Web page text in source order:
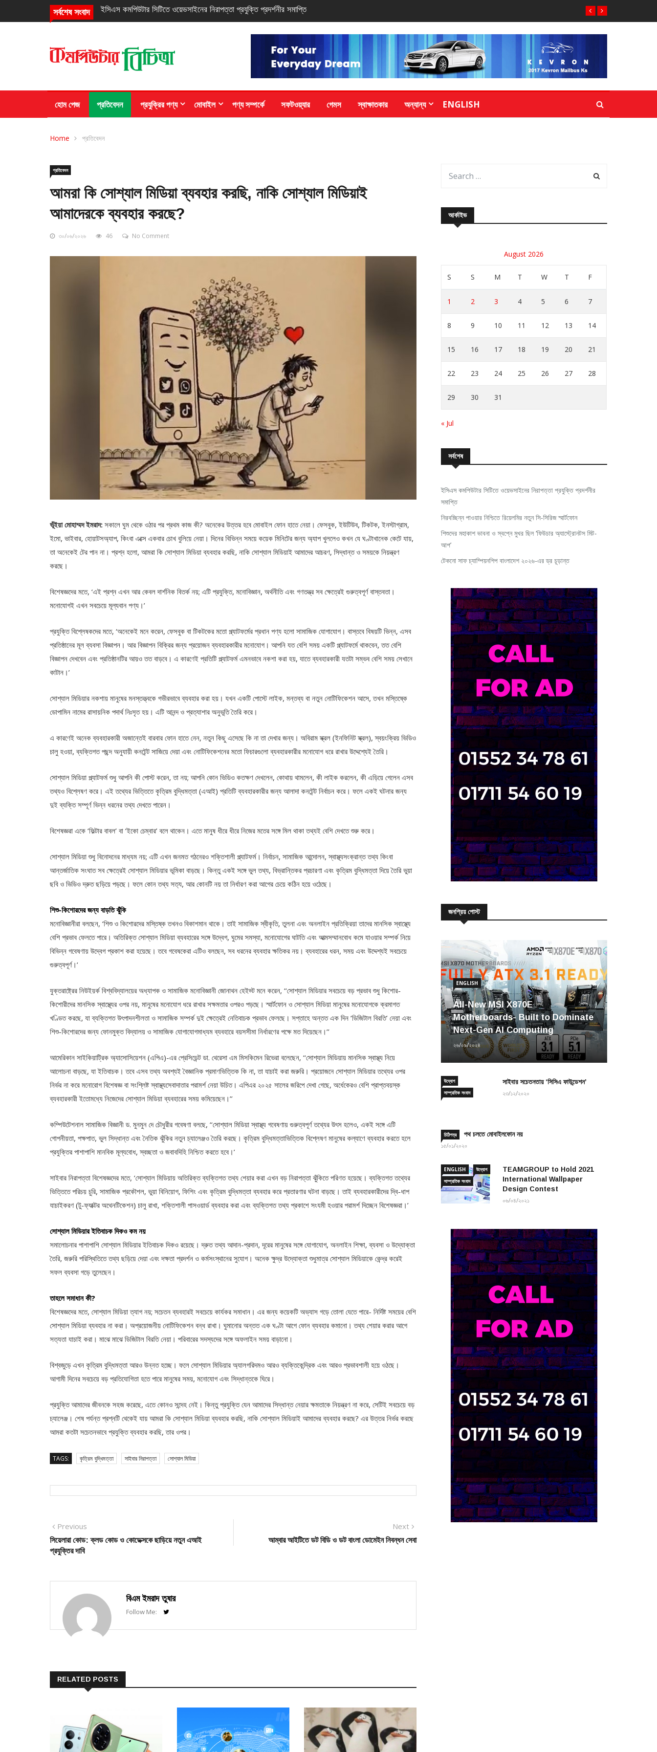
সর্বশেষ সংবাদ নিরবচ্ছিন্ন পাওয়ার নিশ্চিতে রিয়েলমির নতুন সি-সিরিজ স্মার্টফোন
হোম পেজ প্রতিবেদন প্রযুক্রির পণ্য মোবাইল পণ্য সম্পর্কে সফটওয়্যার গেমস স্বাক্ষাতকার অন্যান্য ENGLISH
Home প্রতিবেদন
প্রতিবেদন
আমরা কি সোশ্যাল মিডিয়া ব্যবহার করছি, নাকি সোশ্যাল মিডিয়াই
আমাদেরকে ব্যবহার করছে?
৩০/০৬/২০২৬ 46 No Comment
ভূঁইয়া মোহাম্মদ ইমরাদ:সকালে ঘুম থেকে ওঠার পর প্রথম কাজ কী? অনেকের উত্তর হবে মোবাইল ফোন হাতে নেয়া। ফেসবুক, ইউটিউব, টিকটক, ইনস্টাগ্রাম,
ইমো, ভাইবার, হোয়াটসঅ্যাপ, কিংবা এক্সে একবার চোখ বুলিয়ে নেয়া। দিনের বিভিন্ন সময়ে কয়েক মিনিটের জন্য অ্যাপ খুললেও কখন যে ঘণ্টাখানেক কেটে যায়,
তা অনেকেই টের পান না। প্রশ্ন হলো, আমরা কি সোশ্যাল মিডিয়া ব্যবহার করছি, নাকি সোশ্যাল মিডিয়াই আমাদের আচরণ, সিদ্ধান্ত ও সময়কে নিয়ন্ত্রণ
করছে।
বিশেষজ্ঞদের মতে, ‘এই প্রশ্ন এখন আর কেবল দার্শনিক বিতর্ক নয়; এটি প্রযুক্তি, মনোবিজ্ঞান, অর্থনীতি এবং গণতন্ত্র সব ক্ষেত্রেই গুরুত্বপূর্ণ বাস্তবতা।
মনোযোগই এখন সবচেয়ে মূল্যবান পণ্য।’
প্রযুক্তি বিশ্লেষকদের মতে, ‘অনেকেই মনে করেন, ফেসবুক বা টিকটকের মতো প্ল্যাটফর্মের প্রধান পণ্য হলো সামাজিক যোগাযোগ। বাস্তবে বিষয়টি ভিন্ন, এসব
প্রতিষ্ঠানের মূল ব্যবসা বিজ্ঞাপন। আর বিজ্ঞাপন বিক্রির জন্য প্রয়োজন ব্যবহারকারীর মনোযোগ। আপনি যত বেশি সময় একটি প্ল্যাটফর্মে থাকবেন, তত বেশি
বিজ্ঞাপন দেখবেন এবং প্রতিষ্ঠানটির আয়ও তত বাড়বে। এ কারণেই প্রতিটি প্ল্যাটফর্ম এমনভাবে নকশা করা হয়, যাতে ব্যবহারকারী যতটা সম্ভব বেশি সময় সেখানে
কাটান।’
সোশ্যাল মিডিয়ার নকশায় মানুষের মনস্তত্ত্বকে গভীরভাবে ব্যবহার করা হয়। যখন একটি পোস্টে লাইক, মন্তব্য বা নতুন নোটিফিকেশন আসে, তখন মস্তিষ্কে
ডোপামিন নামের রাসায়নিক পদার্থ নিঃসৃত হয়। এটি আনন্দ ও প্রত্যাশার অনুভূতি তৈরি করে।
এ কারণেই অনেক ব্যবহারকারী অজান্তেই বারবার ফোন হাতে নেন, নতুন কিছু এসেছে কি না তা দেখার জন্য। অবিরাম স্ক্রল (ইনফিনিট স্ক্রল), স্বয়ংক্রিয় ভিডিও
চালু হওয়া, ব্যক্তিগত পছন্দ অনুযায়ী কনটেন্ট সাজিয়ে দেয়া এবং নোটিফিকেশনের মতো ফিচারগুলো ব্যবহারকারীর মনোযোগ ধরে রাখার উদ্দেশ্যেই তৈরি।
সোশ্যাল মিডিয়া প্ল্যাটফর্ম শুধু আপনি কী পোস্ট করেন, তা নয়; আপনি কোন ভিডিও কতক্ষণ দেখলেন, কোথায় থামলেন, কী লাইক করলেন, কী এড়িয়ে গেলেন এসব
তথ্যও বিশ্লেষণ করে। এই তথ্যের ভিত্তিতে কৃত্রিম বুদ্ধিমত্তা (এআই) প্রতিটি ব্যবহারকারীর জন্য আলাদা কনটেন্ট নির্বাচন করে। ফলে একই ঘটনার জন্য
দুই ব্যক্তি সম্পূর্ণ ভিন্ন ধরনের তথ্য দেখতে পারেন।
বিশেষজ্ঞরা একে ‘ফিল্টার বাবল’ বা ‘ইকো চেম্বার’ বলে থাকেন। এতে মানুষ ধীরে ধীরে নিজের মতের সঙ্গে মিল থাকা তথ্যই বেশি দেখতে শুরু করে।
সোশ্যাল মিডিয়া শুধু বিনোদনের মাধ্যম নয়; এটি এখন জনমত গঠনেরও শক্তিশালী প্ল্যাটফর্ম। নির্বাচন, সামাজিক আন্দোলন, স্বাস্থ্যসংক্রান্ত তথ্য কিংবা
আন্তর্জাতিক সংঘাত সব ক্ষেত্রেই সোশ্যাল মিডিয়ার ভূমিকা বাড়ছে। কিন্তু একই সঙ্গে ভুল তথ্য, বিভ্রান্তিকর প্রচারণা এবং কৃত্রিম বুদ্ধিমত্তা দিয়ে তৈরি ভুয়া
ছবি ও ভিডিও দ্রুত ছড়িয়ে পড়ছে। ফলে কোন তথ্য সত্য, আর কোনটি নয় তা নির্ধারণ করা আগের চেয়ে কঠিন হয়ে ওঠেছে।
শিশু-কিশোরদের জন্য বাড়তি ঝুঁকি
মনোবিজ্ঞানীরা বলছেন, ‘শিশু ও কিশোরদের মস্তিষ্ক তখনও বিকাশমান থাকে। তাই সামাজিক স্বীকৃতি, তুলনা এবং অনলাইন প্রতিক্রিয়া তাদের মানসিক স্বাস্থ্যে
বেশি প্রভাব ফেলতে পারে। অতিরিক্ত সোশ্যাল মিডিয়া ব্যবহারের সঙ্গে উদ্বেগ, ঘুমের সমস্যা, মনোযোগের ঘাটতি এবং আত্মসম্মানবোধ কমে যাওয়ার সম্পর্ক নিয়ে
বিভিন্ন গবেষণায় উদ্বেগ প্রকাশ করা হয়েছে। তবে গবেষকেরা এটিও বলছেন, সব ধরনের ব্যবহার ক্ষতিকর নয়। ব্যবহারের ধরন, সময় এবং উদ্দেশ্যই সবচেয়ে
গুরুত্বপূর্ণ।’
যুক্তরাষ্ট্রের নিউইয়র্ক বিশ্ববিদ্যালয়ের অধ্যাপক ও সামাজিক মনোবিজ্ঞানী জোনাথন হেইড্ট মনে করেন, ‘‘সোশ্যাল মিডিয়ার সবচেয়ে বড় প্রভাব শুধু কিশোর-
কিশোরীদের মানসিক স্বাস্থ্যের ওপর নয়, মানুষের মনোযোগ ধরে রাখার সক্ষমতার ওপরও পড়ছে। স্মার্টফোন ও সোশ্যাল মিডিয়া মানুষের মনোযোগকে ক্রমাগত
খণ্ডিত করছে, যা ব্যক্তিগত উৎপাদনশীলতা ও সামাজিক সম্পর্ক দুই ক্ষেত্রেই নেতিবাচক প্রভাব ফেলছে। সপ্তাহে অন্তত এক দিন ‘ডিজিটাল বিরতি’ নেয়া এবং
শিশু-কিশোরদের জন্য ফোনমুক্ত বিদ্যালয় ও সামাজিক যোগাযোগমাধ্যম ব্যবহারে বয়সসীমা নির্ধারণের পক্ষে মত দিয়েছেন।’’
আমেরিকান সাইকিয়াট্রিক অ্যাসোসিয়েশন (এপিএ)-এর প্রেসিডেন্ট ডা. থেরেসা এম মিসকিমেন রিভেরা বলেছেন, ‘‘সোশ্যাল মিডিয়ায় মানসিক স্বাস্থ্য নিয়ে
আলোচনা বাড়ছে, যা ইতিবাচক। তবে এসব তথ্য অবশ্যই বৈজ্ঞানিক প্রমাণভিত্তিক কি না, তা যাচাই করা জরুরি। প্রয়োজনে সোশ্যাল মিডিয়ার তথ্যের ওপর
নির্ভর না করে মনোরোগ বিশেষজ্ঞ বা সংশ্লিষ্ট স্বাস্থ্যসেবাদাতার পরামর্শ নেয়া উচিত। এপিএর ২০২৫ সালের জরিপে দেখা গেছে, অর্ধেকেরও বেশি প্রাপ্তবয়স্ক
ব্যবহারকারী ইতোমধ্যে নিজেদের সোশ্যাল মিডিয়া ব্যবহারের সময় কমিয়েছেন।’’
কম্পিউটেশনাল সামাজিক বিজ্ঞানী ড. মুনমুন দে চৌধুরীর গবেষণা বলছে, ‘‘সোশ্যাল মিডিয়া স্বাস্থ্য গবেষণায় গুরুত্বপূর্ণ তথ্যের উৎস হলেও, একই সঙ্গে এটি
গোপনীয়তা, পক্ষপাত, ভুল সিদ্ধান্ত এবং নৈতিক ঝুঁকির নতুন চ্যালেঞ্জও তৈরি করছে। কৃত্রিম বুদ্ধিমত্তাভিত্তিক বিশ্লেষণ মানুষের কল্যাণে ব্যবহার করতে হলে
প্রযুক্তির পাশাপাশি মানবিক মূল্যবোধ, স্বচ্ছতা ও জবাবদিহি নিশ্চিত করতে হবে।’
সাইবার নিরাপত্তা বিশেষজ্ঞদের মতে, ‘সোশ্যাল মিডিয়ায় অতিরিক্ত ব্যক্তিগত তথ্য শেয়ার করা এখন বড় নিরাপত্তা ঝুঁকিতে পরিণত হয়েছে। ব্যক্তিগত তথ্যের
ভিত্তিতে পরিচয় চুরি, সামাজিক প্রকৌশল, ভুয়া বিনিয়োগ, ফিশিং এবং কৃত্রিম বুদ্ধিমত্তা ব্যবহার করে প্রতারণার ঘটনা বাড়ছে। তাই ব্যবহারকারীদের দ্বি-ধাপ
যাচাইকরণ (টু-ফ্যাক্টর অথেনটিকেশন) চালু রাখা, শক্তিশালী পাসওয়ার্ড ব্যবহার করা এবং ব্যক্তিগত তথ্য প্রকাশে সংযমী হওয়ার পরামর্শ দিচ্ছেন বিশেষজ্ঞরা।’
সোশ্যাল মিডিয়ার ইতিবাচক দিকও কম নয়
সমালোচনার পাশাপাশি সোশ্যাল মিডিয়ার ইতিবাচক দিকও রয়েছে। দ্রুত তথ্য আদান-প্রদান, দূরের মানুষের সঙ্গে যোগাযোগ, অনলাইন শিক্ষা, ব্যবসা ও উদ্যোক্তা
তৈরি, জরুরি পরিস্থিতিতে তথ্য ছড়িয়ে দেয়া এবং দক্ষতা প্রদর্শন ও কর্মসংস্থানের সুযোগ। অনেক ক্ষুদ্র উদ্যোক্তা শুধুমাত্র সোশ্যাল মিডিয়াকে কেন্দ্র করেই
সফল ব্যবসা গড়ে তুলেছেন।
তাহলে সমাধান কী?
বিশেষজ্ঞদের মতে, সোশ্যাল মিডিয়া ত্যাগ নয়; সচেতন ব্যবহারই সবচেয়ে কার্যকর সমাধান। এর জন্য কয়েকটি অভ্যাস গড়ে তোলা যেতে পারে- নির্দিষ্ট সময়ের বেশি
সোশ্যাল মিডিয়া ব্যবহার না করা। অপ্রয়োজনীয় নোটিফিকেশন বন্ধ রাখা। ঘুমানোর অন্তত এক ঘণ্টা আগে ফোন ব্যবহার কমানো। তথ্য শেয়ার করার আগে
সত্যতা যাচাই করা। মাঝে মাঝে ডিজিটাল বিরতি নেয়া। পরিবারের সদস্যদের সঙ্গে অফলাইন সময় বাড়ানো।
বিশ্বজুড়ে এখন কৃত্রিম বুদ্ধিমত্তা আরও উন্নত হচ্ছে। ফলে সোশ্যাল মিডিয়ার অ্যালগরিদমও আরও ব্যক্তিকেন্দ্রিক এবং আরও প্রভাবশালী হয়ে ওঠছে।
আগামী দিনের সবচেয়ে বড় প্রতিযোগিতা হতে পারে মানুষের সময়, মনোযোগ এবং সিদ্ধান্তকে ঘিরে।
প্রযুক্তি আমাদের জীবনকে সহজ করেছে, এতে কোনও সন্দেহ নেই। কিন্তু প্রযুক্তি যেন আমাদের সিদ্ধান্ত নেয়ার ক্ষমতাকে নিয়ন্ত্রণ না করে, সেটিই সবচেয়ে বড়
চ্যালেঞ্জ। শেষ পর্যন্ত প্রশ্নটি থেকেই যায় আমরা কি সোশ্যাল মিডিয়া ব্যবহার করছি, নাকি সোশ্যাল মিডিয়াই আমাদের ব্যবহার করছে? এর উত্তর নির্ভর করছে
আমরা কতটা সচেতনভাবে প্রযুক্তি ব্যবহার করছি, তার ওপর।
TAGS: কৃত্রিম বুদ্ধিমত্তা সাইবার নিরাপত্তা সোশ্যাল মিডিয়া
Post
navigation
Previous
post:
সিয়েলারা কোড: ক্লড কোড ও কোডেক্সকে ছাড়িয়ে নতুন এআই
প্রযুক্তির দাবি
Next
post:
আম্বার আইটিতে ডট বিডি ও ডট বাংলা ডোমেইন নিবন্ধন সেবা
বিএম ইমরাদ তুষার
Follow Me:
RELATED POSTS
আর্কাইভ
August 2026
S S M T W T F
1 2 3 4 5 6 7
8 9 10 11 12 13 14
15 16 17 18 19 20 21
22 23 24 25 26 27 28
29 30 31
« Jul
সর্বশেষ
ইসিএস কমপিউটার সিটিতে ওয়েভসাইনের নিরাপত্তা প্রযুক্তি প্রদর্শনীর
সমাপ্তি
নিরবচ্ছিন্ন পাওয়ার নিশ্চিতে রিয়েলমির নতুন সি-সিরিজ স্মার্টফোন
শিশুদের মহাকাশ ভাবনা ও স্বপ্নে মুখর ছিল ‘ফিউচার অ্যাস্ট্রোনটস মিট-
আপ’
টেকনো সাফ চ্যাম্পিয়নশিপ বাংলাদেশ ২০২৬-এর ড্র চূড়ান্ত
জনপ্রিয় পোস্ট
ENGLISH
All-New MSI X870E
Motherboards- Built to Dominate
Next-Gen AI Computing
২৬/০৯/২০২৪
উদ্যোগ
সাম্প্রতিক সংবাদ
সাইবার সচেতনতায় ‘সিসিএ ফাউন্ডেশন’
২৩/১২/২০২০
চিঠিপত্র পথ চলতে মোবাইলফোন নয়
১৫/০১/২০২০
ENGLISH
উদ্যোগ
সাম্প্রতিক সংবাদ
TEAMGROUP to Hold 2021
International Wallpaper
Design Contest
০৬/০৪/২০২১